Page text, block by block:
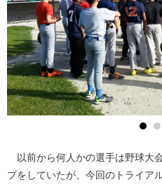
以前から何人かの選手は野球大
プをしていたが、今回のトライア